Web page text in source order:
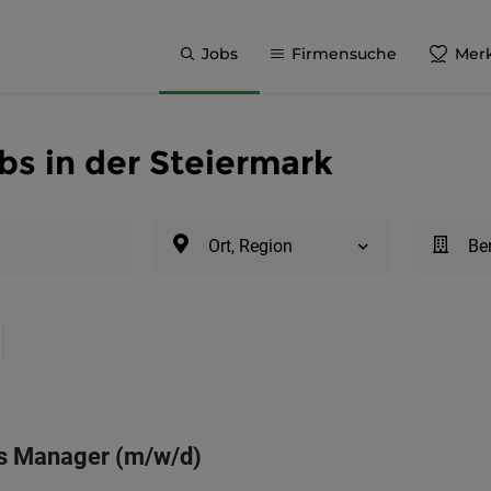
Jobs Firmensuche
in der Steiermark
Ort, Region
Manager (m/w/d)